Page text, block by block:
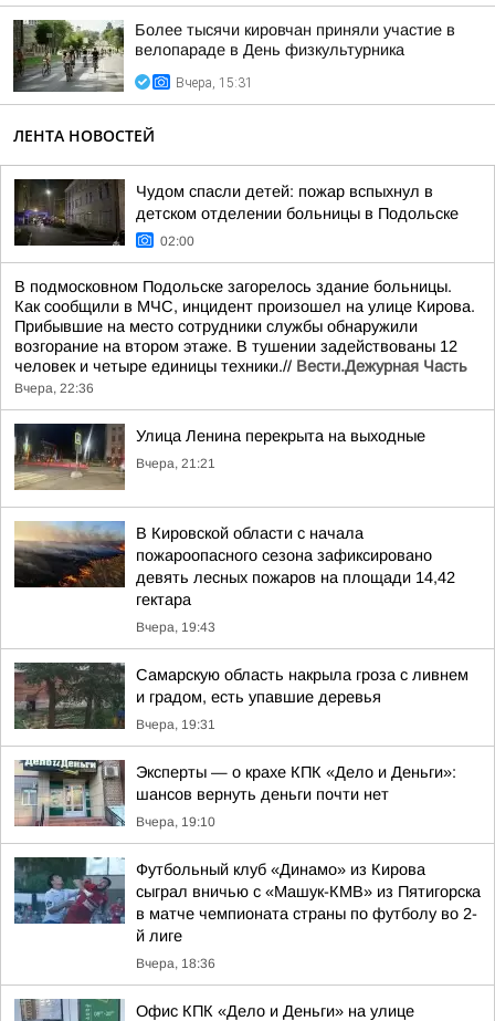
Более тысячи кировчан приняли участие в
велопараде в День физкультурника
Вчера, 15:31
ЛЕНТА НОВОСТЕЙ
Чудом спасли детей: пожар вспыхнул в
детском отделении больницы в Подольске
02:00
В подмосковном Подольске загорелось здание больницы.
Как сообщили в МЧС, инцидент произошел на улице Кирова.
Прибывшие на место сотрудники службы обнаружили
возгорание на втором этаже. В тушении задействованы 12
человек и четыре единицы техники.// Вести.Дежурная Часть
Вчера, 22:36
Улица Ленина перекрыта на выходные
Вчера, 21:21
В Кировской области с начала
пожароопасного сезона зафиксировано
девять лесных пожаров на площади 14,42
гектара
Вчера, 19:43
Самарскую область накрыла гроза с ливнем
и градом, есть упавшие деревья
Вчера, 19:31
Эксперты — о крахе КПК «Дело и Деньги»:
шансов вернуть деньги почти нет
Вчера, 19:10
Футбольный клуб «Динамо» из Кирова
сыграл вничью с «Машук-КМВ» из Пятигорска
в матче чемпионата страны по футболу во 2-
й лиге
Вчера, 18:36
Офис КПК «Дело и Деньги» на улице